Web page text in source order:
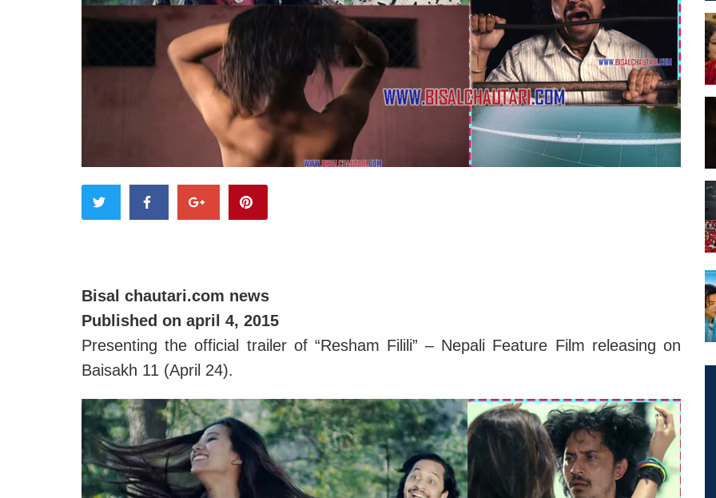
Bisal chautari.com news
Published on april 4, 2015
Presenting the official trailer of “Resham Filili” – Nepali Feature Film releasing on
Baisakh 11 (April 24).